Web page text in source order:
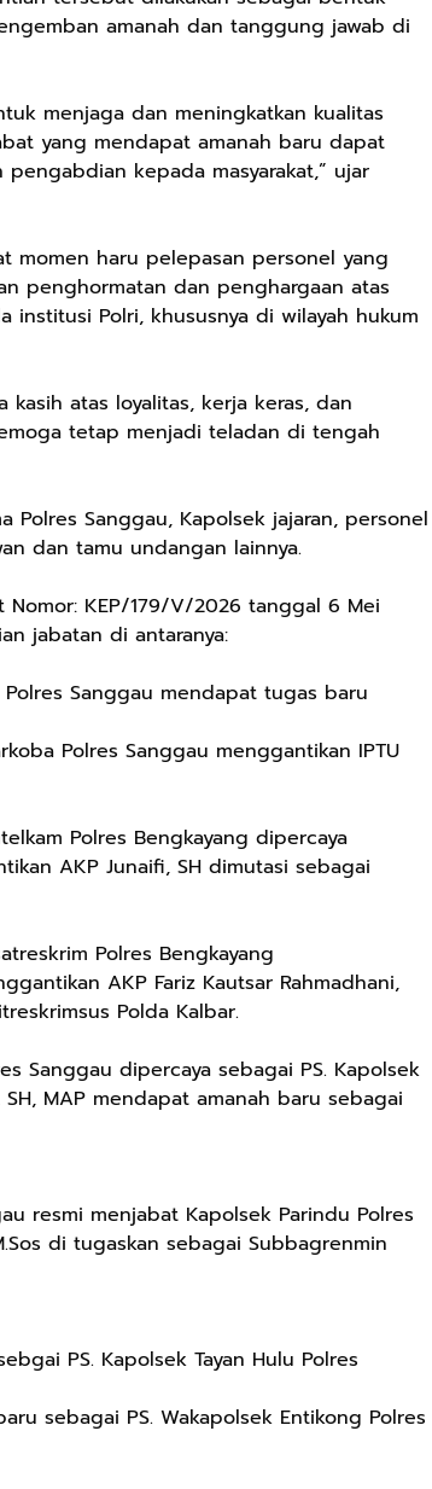
amanah dan tanggung jawab di
menjaga dan meningkatkan kualitas
yang mendapat amanah baru dapat
kepada masyarakat,” ujar
momen haru pelepasan personel yang
penghormatan dan penghargaan atas
Polri, khususnya di wilayah hukum
atas loyalitas, kerja keras, dan
tetap menjadi teladan di tengah
Sanggau, Kapolsek jajaran, personel
dan tamu undangan lainnya.
Nomor: KEP/179/V/2026 tanggal 6 Mei
jabatan di antaranya:
Polres Sanggau mendapat tugas baru
Polres Sanggau menggantikan IPTU
Polres Bengkayang dipercaya
AKP Junaifi, SH dimutasi sebagai
Polres Bengkayang
AKP Fariz Kautsar Rahmadhani,
Polda Kalbar.
Sanggau dipercaya sebagai PS. Kapolsek
MAP mendapat amanah baru sebagai
resmi menjabat Kapolsek Parindu Polres
di tugaskan sebagai Subbagrenmin
PS. Kapolsek Tayan Hulu Polres
sebagai PS. Wakapolsek Entikong Polres